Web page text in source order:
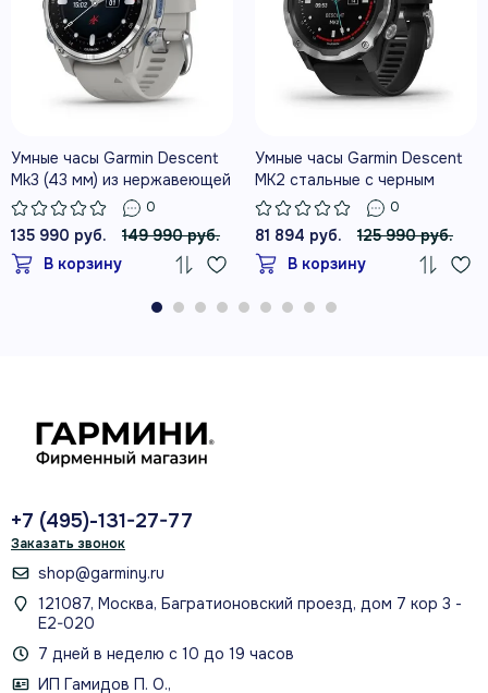
разных типов погружений.
МОНИТОРИНГ АКТИВНОСТИ НА
GARMIN PAY, МУЗЫКА И
КОМПЬЮТЕРЕ
ЖУРНАЛ ПОГРУЖЕНИЙ В
Умные часы Garmin Descent
Mk3 (43 мм) из нержавеющей
стали с силиконовым
туманно-серым ремешком
0
135 990 руб.
149 990 руб.
В корзину
Умные часы Garmin Descent
MK2 стальные с черным
ремешком
0
81 894 руб.
125 990 руб.
В корзину
+7 (495)-131-27-77
Заказать звонок
shop@garminy.ru
121087, Москва, Багратионовский проезд, дом 7 кор 3 -
Е2-020
7 дней в неделю с 10 до 19 часов
ИП Гамидов П. О.,